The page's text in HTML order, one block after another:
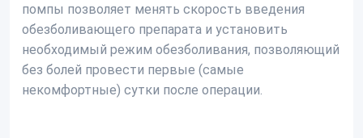
помпы позволяет менять скорость введения
обезболивающего препарата и установить
необходимый режим обезболивания, позволяющий
без болей провести первые (самые
некомфортные) сутки после операции.